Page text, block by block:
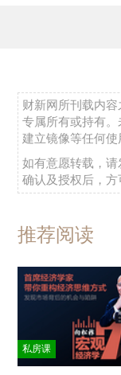
财新网所刊载内
专属所有或持有
建立镜像等任何使
如有意愿转载，请
确认及授权后，方
推荐阅读
私房课